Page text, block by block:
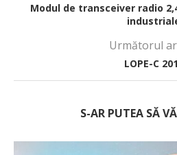
Modul de transceiver radio
Următorul
LOPE-C
S-AR PUTEA SĂ